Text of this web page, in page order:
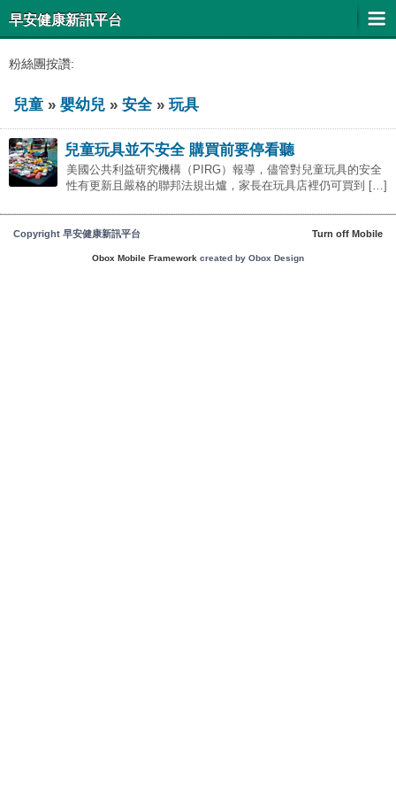
早安健康新訊平台
粉絲團按讚:
兒童 » 嬰幼兒 » 安全» 玩具
兒童玩具並不安全 購買前要停看聽
美國公共利益研究機構（PIRG）報導，儘管對兒童玩具的安全
性有更新且嚴格的聯邦法規出爐，家長在玩具店裡仍可買到 […]
Copyright 早安健康新訊平台 Turn off Mobile
Obox Mobile Framework created by Obox Design